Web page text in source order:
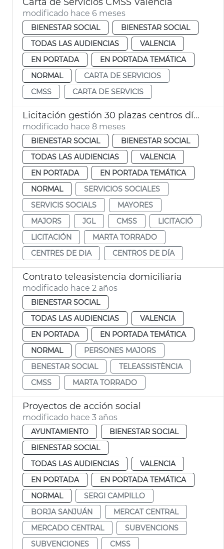
modificado hace 6 meses
BIENESTAR SOCIAL
BIENESTAR SOCIAL
TODAS LAS AUDIENCIAS
VALENCIA
EN PORTADA
EN PORTADA TEMÁTICA
NORMAL
CARTA DE SERVICIOS
CMSS
CARTA DE SERVICIS
Licitación gestión 30 plazas centros día titularidad privada
modificado hace 8 meses
BIENESTAR SOCIAL
BIENESTAR SOCIAL
TODAS LAS AUDIENCIAS
VALENCIA
EN PORTADA
EN PORTADA TEMÁTICA
NORMAL
SERVICIOS SOCIALES
SERVICIS SOCIALS
MAYORES
MAJORS
JGL CMSS
LICITACIÓ
LICITACIÓN
MARTA TORRADO
CENTRES DE DIA
CENTROS DE DÍA
Contrato teleasistencia domiciliaria
modificado hace 2 años
BIENESTAR SOCIAL
TODAS LAS AUDIENCIAS
VALENCIA
EN PORTADA
EN PORTADA TEMÁTICA
NORMAL
PERSONES MAJORS
BENESTAR SOCIAL
TELEASSISTÈNCIA
CMSS
MARTA TORRADO
Proyectos de acción social
modificado hace 3 años
AYUNTAMIENTO
BIENESTAR SOCIAL
BIENESTAR SOCIAL
TODAS LAS AUDIENCIAS
VALENCIA
EN PORTADA
EN PORTADA TEMÁTICA
NORMAL
SERGI CAMPILLO
BORJA SANJUÁN
MERCAT CENTRAL
MERCADO CENTRAL
SUBVENCIONS
SUBVENCIONES
CMSS